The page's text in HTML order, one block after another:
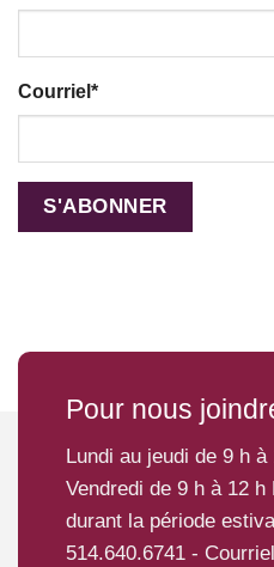
Courriel *
Pour nous
Lundi au jeudi de 9 h
Vendredi de 9 h à 12
durant la période
514.640.6741 -